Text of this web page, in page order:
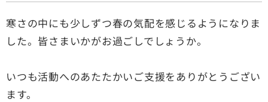
寒さの中にも少しずつ春の気配を感じるようになりま
した。皆さまいかがお過ごしでしょうか。
いつも活動へのあたたかいご支援をありがとうござい
ます。